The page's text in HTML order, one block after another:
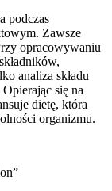
podczas
Zawsze
opracowywaniu
analiza składu
się na
dietę, która
organizmu.